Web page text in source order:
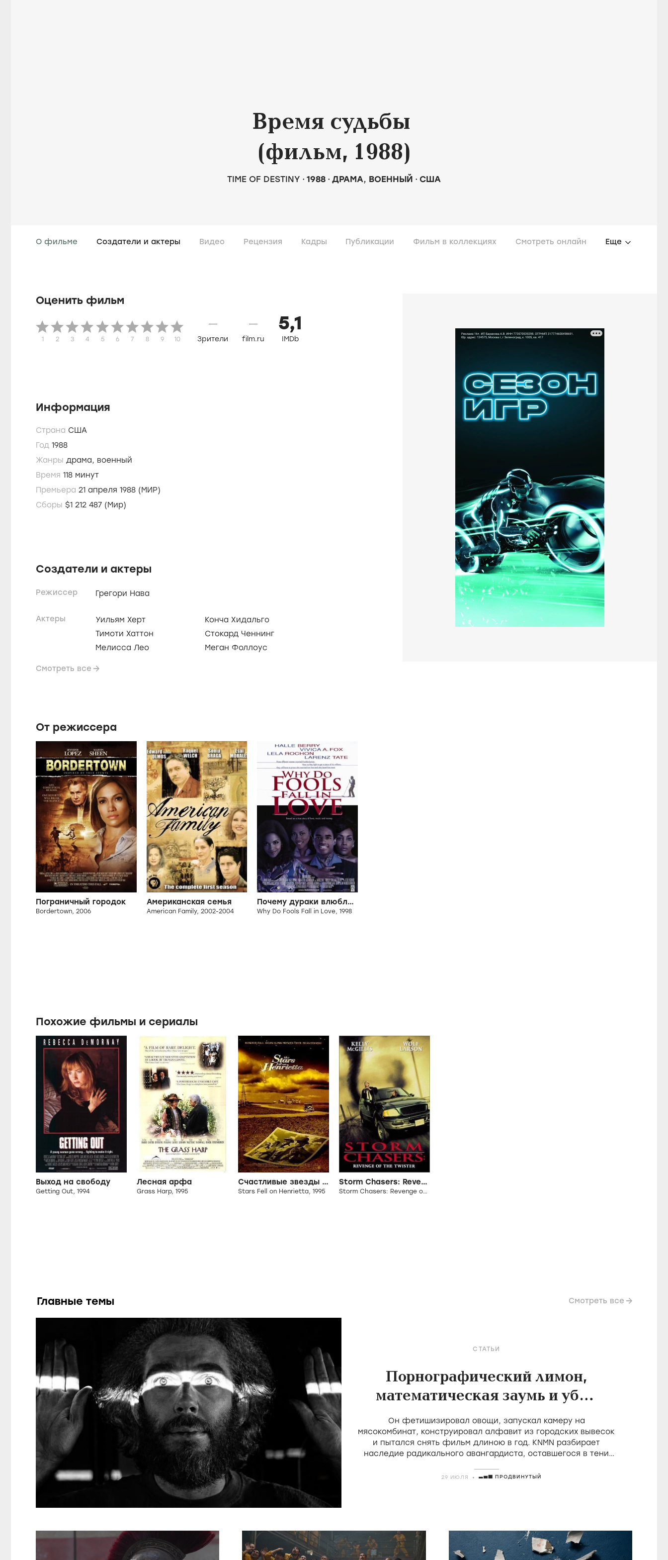
Время судьбы
(фильм, 1988)
TIME OF DESTINY 1988 ДРАМА, ВОЕННЫЙ США
О фильме Создатели и актеры Видео Рецензия Кадры Публикации Фильм в коллекциях Смотреть онлайн Еще
Оценить фильм
1 2 3 4 5 6 7 8 9 10
—
Зрители
—
film.ru
5,1
IMDb
Информация
Страна США
Год 1988
Жанры драма, военный
Время
118 минут
Премьера 21 апреля 1988 (МИР)
Сборы $1 212 487 (Мир)
Создатели и актеры
Режиссер Грегори Нава
Актеры
Уильям Херт
Тимоти Хаттон
Мелисса Лео
Конча Хидальго
Стокард Ченнинг
Меган Фоллоус
Смотреть все
От режиссера
Пограничный городок
Bordertown, 2006
Американская семья
American Family, 2002-2004
Почему дураки влюбляются
Why Do Fools Fall in Love, 1998
Похожие фильмы и сериалы
Выход на свободу
Getting Out, 1994
Лесная арфа
Grass Harp, 1995
Счастливые звезды над Генриеттой
Stars Fell on Henrietta, 1995
Storm Chasers: Revenge of the Twister
Storm Chasers: Revenge of the Twister, 1998
Главные темы Смотреть все
СТАТЬИ
Порнографический лимон,
математическая заумь и убой
скота в фильмах Холлиса
Фрэмптона
Он фетишизировал овощи, запускал камеру на
мясокомбинат, конструировал алфавит из городских вывесок
и пытался снять фильм длиною в год. KNMN разбирает
наследие радикального авангардиста, оставшегося в тени
29 ИЮЛЯ ПРОДВИНУТЫЙ